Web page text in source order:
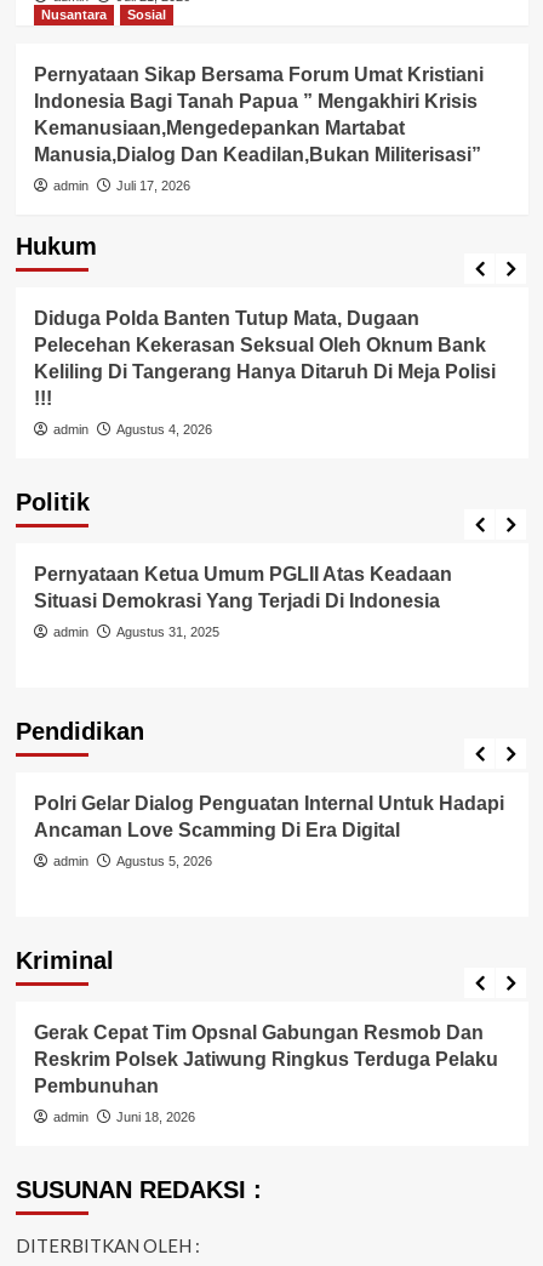
Nusantara
Sosial
Pernyataan Sikap Bersama Forum Umat Kristiani
Indonesia Bagi Tanah Papua ” Mengakhiri Krisis
Kemanusiaan,Mengedepankan Martabat
Manusia,Dialog Dan Keadilan,Bukan Militerisasi”
admin Juli 17, 2026
Hukum
Berita Polisi
Diduga Polda Banten Tutup Mata, Dugaan
Pelecehan Kekerasan Seksual Oleh Oknum Bank
Keliling Di Tangerang Hanya Ditaruh Di Meja Polisi
!!!
admin Agustus 4, 2026
Politik
Pemerintah
Pernyataan Ketua Umum PGLII Atas Keadaan
Situasi Demokrasi Yang Terjadi Di Indonesia
admin Agustus 31, 2025
Pendidikan
Pendidikan
Polri Gelar Dialog Penguatan Internal Untuk Hadapi
Ancaman Love Scamming Di Era Digital
admin Agustus 5, 2026
Kriminal
Berita Polisi
Gerak Cepat Tim Opsnal Gabungan Resmob Dan
Reskrim Polsek Jatiwung Ringkus Terduga Pelaku
Pembunuhan
admin Juni 18, 2026
SUSUNAN REDAKSI :
DITERBITKAN OLEH :